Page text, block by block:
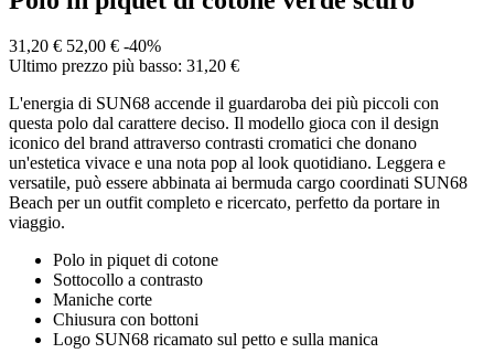
31,20 € 52,00 € -40%
Ultimo prezzo più basso: 31,20 €
L'energia di SUN68 accende il guardaroba dei più piccoli con
questa polo dal carattere deciso. Il modello gioca con il design
iconico del brand attraverso contrasti cromatici che donano
un'estetica vivace e una nota pop al look quotidiano. Leggera e
versatile, può essere abbinata ai bermuda cargo coordinati SUN68
Beach per un outfit completo e ricercato, perfetto da portare in
viaggio.
Polo in piquet di cotone
Sottocollo a contrasto
Maniche corte
Chiusura con bottoni
Logo SUN68 ricamato sul petto e sulla manica